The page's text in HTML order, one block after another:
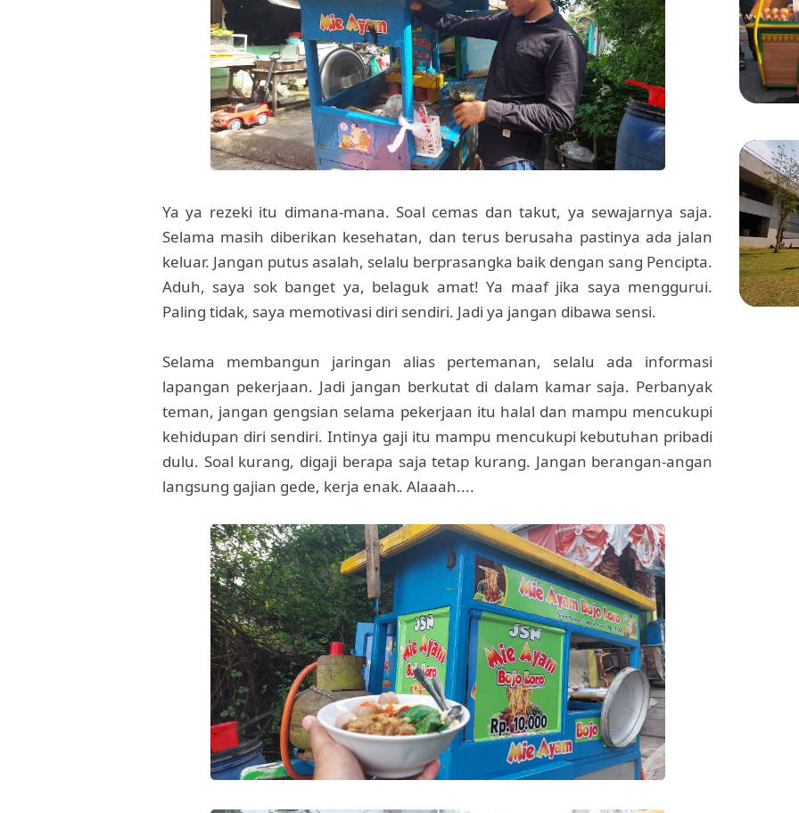
Ya ya rezeki itu dimana-mana. Soal cemas dan takut, ya sewajarnya saja.
Selama masih diberikan kesehatan, dan terus berusaha pastinya ada jalan
keluar. Jangan putus asalah, selalu berprasangka baik dengan sang Pencipta.
Aduh, saya sok banget ya, belaguk amat! Ya maaf jika saya menggurui.
Paling tidak, saya memotivasi diri sendiri. Jadi ya jangan dibawa sensi.
Selama membangun jaringan alias pertemanan, selalu ada informasi
lapangan pekerjaan. Jadi jangan berkutat di dalam kamar saja. Perbanyak
teman, jangan gengsian selama pekerjaan itu halal dan mampu mencukupi
kehidupan diri sendiri. Intinya gaji itu mampu mencukupi kebutuhan pribadi
dulu. Soal kurang, digaji berapa saja tetap kurang. Jangan berangan-angan
langsung gajian gede, kerja enak. Alaaah....
Manis
Bang